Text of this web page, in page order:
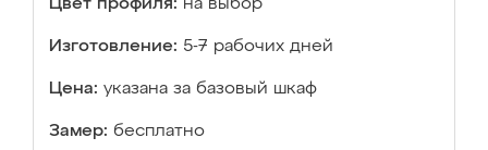
Цвет профиля: на выбор
Изготовление: 5-7 рабочих дней
Цена: указана за базовый шкаф
Замер: бесплатно